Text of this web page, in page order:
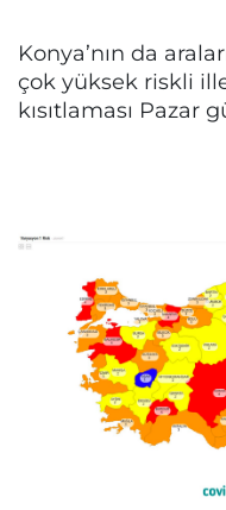
Konya’nın da
çok yüksek riskli
kısıtlaması Pazar